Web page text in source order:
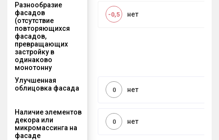
Разнообразие
фасадов
(отсутствие
повторяющихся
фасадов,
превращающих
застройку в
одинаково
монотонну
нет
-0,5
Улучшенная
облицовка фасада
нет
0
Наличие элементов
декора или
микромассинга на
фасаде
нет
0